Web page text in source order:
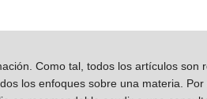
Como tal, todos los artículos
los enfoques sobre una materia.